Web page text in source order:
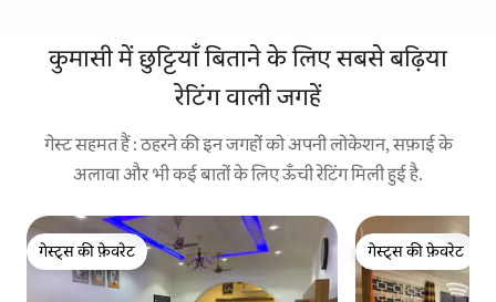
कुमासी में छुट्टियाँ बिताने के लिए सबसे बढ़िया
रेटिंग वाली जगहें
गेस्ट सहमत हैं : ठहरने की इन जगहों को अपनी लोकेशन, सफ़ाई के
अलावा और भी कई बातों के लिए ऊँची रेटिंग मिली हुई है.
गेस्ट्स की फ़ेवरेट
गेस्ट्स की फ़ेवरेट
गेस्ट्स की फ़ेवरेट
गेस्ट्स की फ़ेवरेट